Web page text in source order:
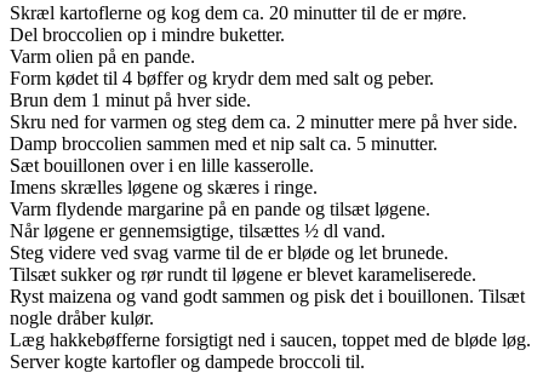
Skræl kartoflerne og kog dem ca. 20 minutter til de er møre.
Del broccolien op i mindre buketter.
Varm olien på en pande.
Form kødet til 4 bøffer og krydr dem med salt og peber.
Brun dem 1 minut på hver side.
Skru ned for varmen og steg dem ca. 2 minutter mere på hver side.
Damp broccolien sammen med et nip salt ca. 5 minutter.
Sæt bouillonen over i en lille kasserolle.
Imens skrælles løgene og skæres i ringe.
Varm flydende margarine på en pande og tilsæt løgene.
Når løgene er gennemsigtige, tilsættes ½ dl vand.
Steg videre ved svag varme til de er bløde og let brunede.
Tilsæt sukker og rør rundt til løgene er blevet karameliserede.
Ryst maizena og vand godt sammen og pisk det i bouillonen. Tilsæt
nogle dråber kulør.
Læg hakkebøfferne forsigtigt ned i saucen, toppet med de bløde løg.
Server kogte kartofler og dampede broccoli til.